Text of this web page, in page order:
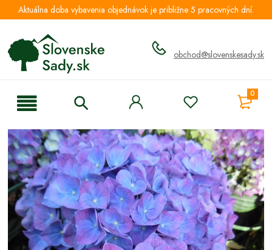
Aktuálna doba vybavenia objednávok je približne 5 pracovných dní.
obchod@slovenskesady.sk
0